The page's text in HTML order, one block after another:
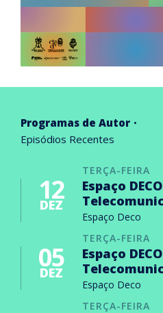
Programas de Autor
Episódios Recentes
TERÇA-FEIRA
12
DEZ
Espaço
Espaço Deco
TERÇA-FEIRA
05
DEZ
Espaço
Espaço Deco
TERÇA-FEIRA